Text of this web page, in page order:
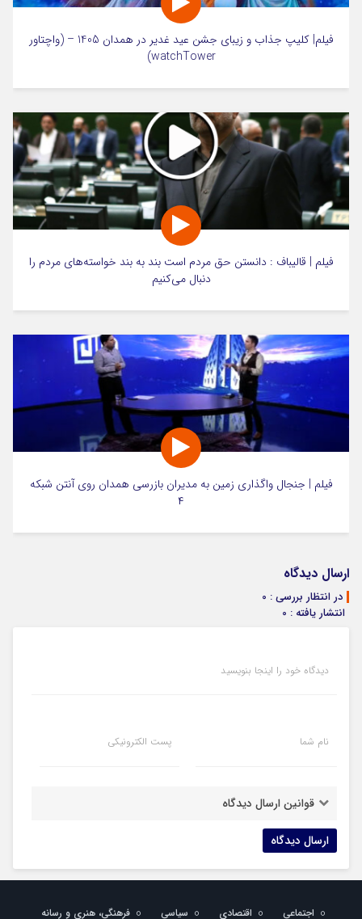
فیلم| کلیپ جذاب و زیبای جشن عید غدیر در همدان 1405 – (واچتاور
watchTower)
فیلم | قالیباف : دانستن حق مردم است بند به بند خواسته‌های مردم را
دنبال می‌کنیم
فیلم | جنجال واگذاری زمین به مدیران بازرسی همدان روی آنتن شبکه
۴
ارسال دیدگاه
در انتظار بررسی : 0
انتشار یافته : 0
دیدگاه خود را اینجا بنویسید
نام شما پست الکترونیکی
قوانین ارسال دیدگاه
اجتماعی اقتصادی سیاسی فرهنگی، هنری و رسانه